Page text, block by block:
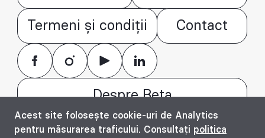
Acest site folosește cookie-uri de Analytics
pentru măsurarea traficului. Consultați politica
Termeni și condiții Contact
Despre Beta
© Bienala timișoreană de arhitectură Beta
2016 - 2026. All rights reserved.